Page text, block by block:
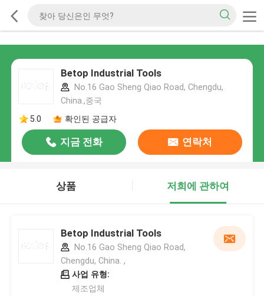
Betop Industrial Tools
No.16 Gao Sheng Qiao Road, Chengdu,
China.,중국
5.0
확인된 공급자
지금 전화 연락처
상품 저희에 관하여
Betop Industrial Tools
No.16 Gao Sheng Qiao Road,
Chengdu, China. ,
사업 유형:
제조업체